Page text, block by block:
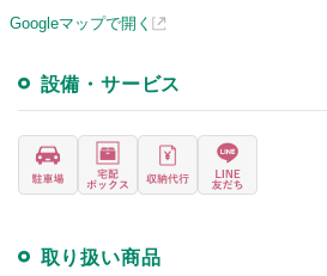
Googleマップで開く
設備・サービス
取り扱い商品